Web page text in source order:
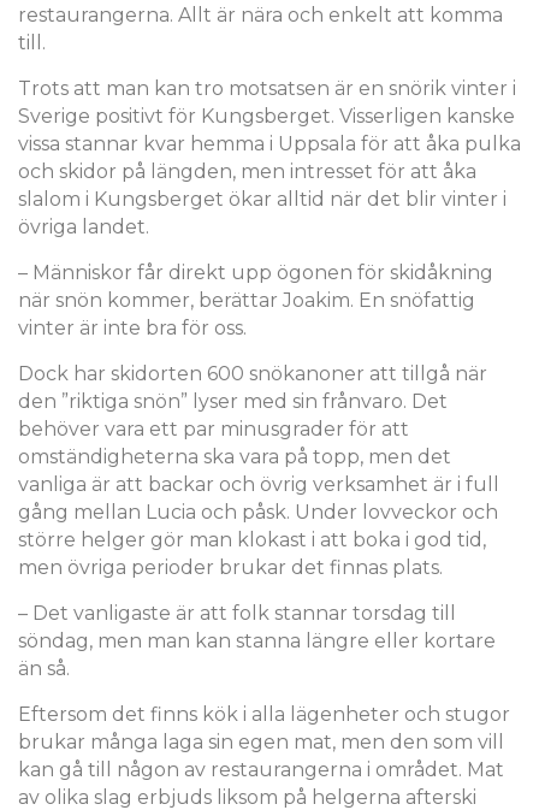
restaurangerna. Allt är nära och enkelt att komma
till.
Trots att man kan tro motsatsen är en snörik vinter i
Sverige positivt för Kungsberget. Visserligen kanske
vissa stannar kvar hemma i Uppsala för att åka pulka
och skidor på längden, men intresset för att åka
slalom i Kungsberget ökar alltid när det blir vinter i
övriga landet.
– Människor får direkt upp ögonen för skidåkning
när snön kommer, berättar Joakim. En snöfattig
vinter är inte bra för oss.
Dock har skidorten 600 snökanoner att tillgå när
den ”riktiga snön” lyser med sin frånvaro. Det
behöver vara ett par minusgrader för att
omständigheterna ska vara på topp, men det
vanliga är att backar och övrig verksamhet är i full
gång mellan Lucia och påsk. Under lovveckor och
större helger gör man klokast i att boka i god tid,
men övriga perioder brukar det finnas plats.
– Det vanligaste är att folk stannar torsdag till
söndag, men man kan stanna längre eller kortare
än så.
Eftersom det finns kök i alla lägenheter och stugor
brukar många laga sin egen mat, men den som vill
kan gå till någon av restaurangerna i området. Mat
av olika slag erbjuds liksom på helgerna afterski